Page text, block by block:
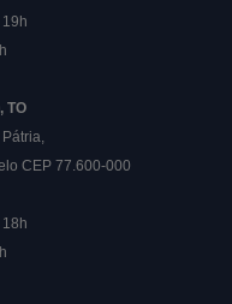
TO
CEP 77.600-000